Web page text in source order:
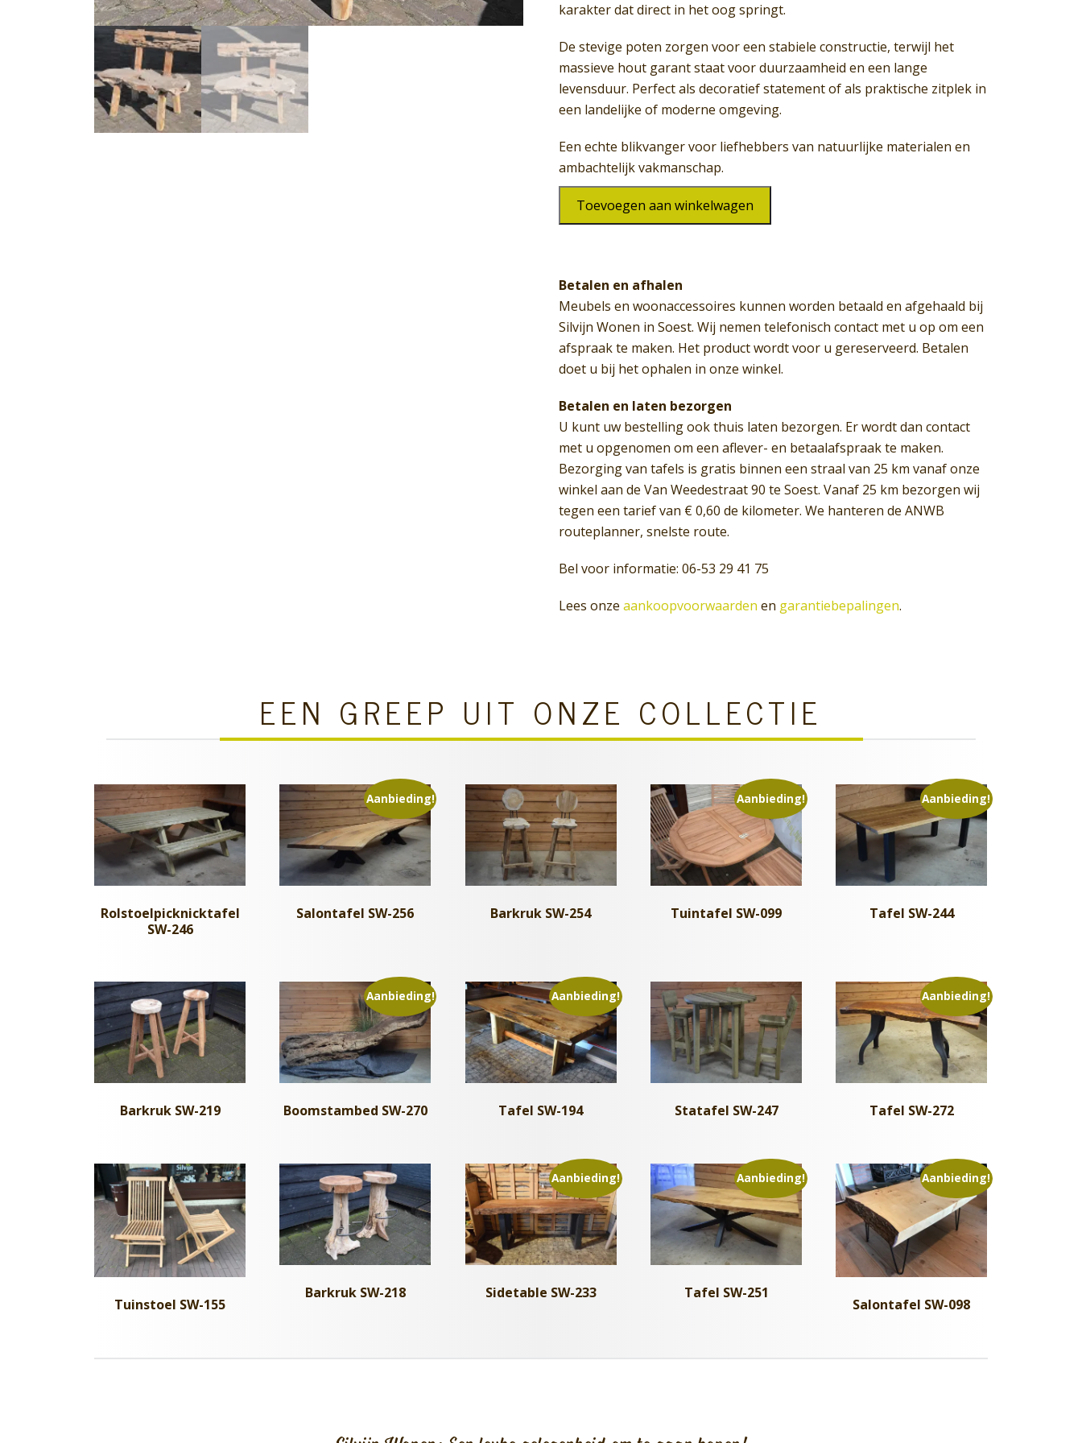
karakter dat direct in het oog springt.
De stevige poten zorgen voor een stabiele constructie, terwijl het
massieve hout garant staat voor duurzaamheid en een lange
levensduur. Perfect als decoratief statement of als praktische zitplek in
een landelijke of moderne omgeving.
Een echte blikvanger voor liefhebbers van natuurlijke materialen en
ambachtelijk vakmanschap.
SW-Toevoegen aan winkelwagen
Betalen en afhalen
Meubels en woonaccessoires kunnen worden betaald en afgehaald bij
Silvijn Wonen in Soest. Wij nemen telefonisch contact met u op om een
afspraak te maken. Het product wordt voor u gereserveerd. Betalen
doet u bij het ophalen in onze winkel.
Betalen en laten bezorgen
U kunt uw bestelling ook thuis laten bezorgen. Er wordt dan contact
met u opgenomen om een aflever- en betaalafspraak te maken.
Bezorging van tafels is gratis binnen een straal van 25 km vanaf onze
winkel aan de Van Weedestraat 90 te Soest. Vanaf 25 km bezorgen wij
tegen een tarief van € 0,60 de kilometer. We hanteren de ANWB
routeplanner, snelste route.
Bel voor informatie: 06-53 29 41 75
Lees onzeaankoopvoorwaarden en garantiebepalingen.
EEN GREEP UIT ONZE COLLECTIE
Rolstoelpicknicktafel
SW-246
Aanbieding!
Salontafel SW-256 Barkruk SW-254
Aanbieding!
Tuintafel SW-099
Aanbieding!
Tafel SW-244
Barkruk SW-219
Aanbieding!
Boomstambed SW-270
Aanbieding!
Tafel SW-194 Statafel SW-247
Aanbieding!
Tafel SW-272
Tuinstoel SW-155
Barkruk SW-218
Aanbieding!
Sidetable SW-233
Aanbieding!
Tafel SW-251
Aanbieding!
Salontafel SW-098